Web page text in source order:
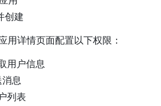
创建
用详情页面配置以下权限：
用户信息
息
列表